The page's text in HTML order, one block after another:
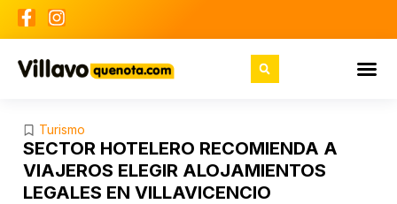
Turismo
SECTOR HOTELERO RECOMIENDA A
VIAJEROS ELEGIR ALOJAMIENTOS
LEGALES EN VILLAVICENCIO